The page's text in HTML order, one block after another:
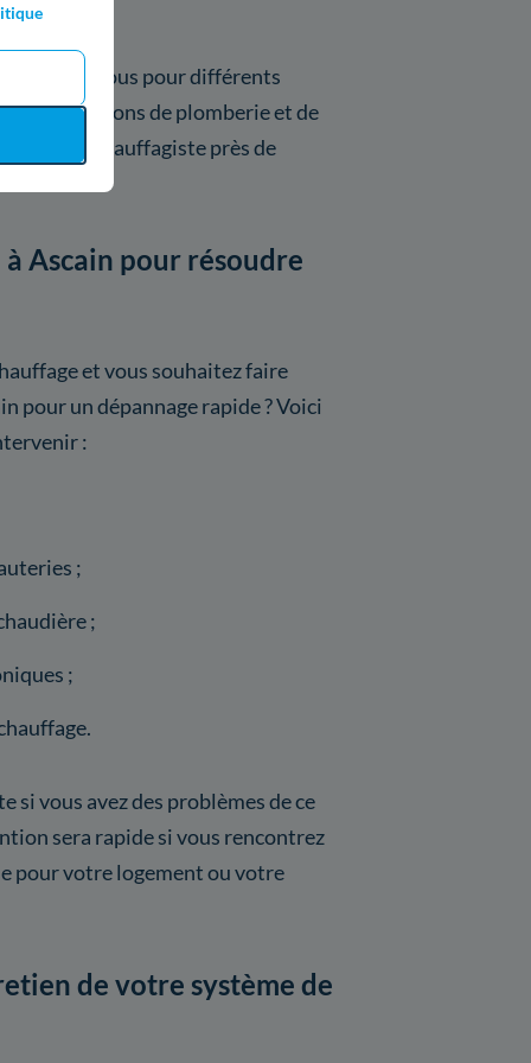
chez vous pour différents
installations de plomberie et de
chauffagiste près de
Ascain pour résoudre
et vous souhaitez faire
pour un dépannage rapide ? Voici
:
;
;
;
si vous avez des problèmes de ce
sera rapide si vous rencontrez
pour votre logement ou votre
de votre système de